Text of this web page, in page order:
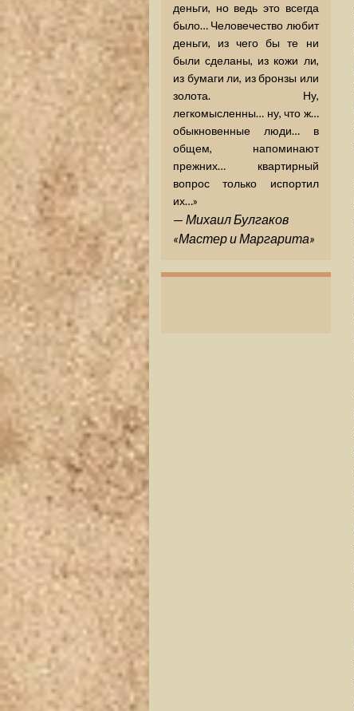
деньги, но ведь это всегда
было… Человечество любит
деньги, из чего бы те ни
были сделаны, из кожи ли,
из бумаги ли, из бронзы или
золота. Ну,
легкомысленны… ну, что ж…
обыкновенные люди… в
общем, напоминают
прежних… квартирный
вопрос только испортил
их…»
— Михаил Булгаков
«Мастер и Маргарита»